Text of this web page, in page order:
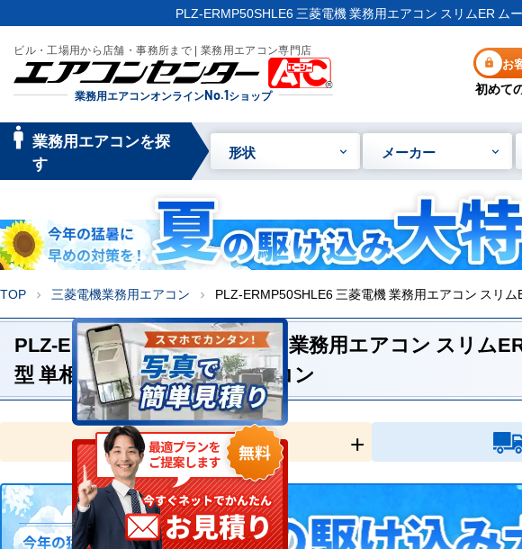
PLZ-ERMP50SHLE6 三菱電機 業務用エアコン スリムER ム
ビル・工場用から店舗・事務所まで | 業務用エアコン専門店
業務用エアコンオンラインNo.1ショップ
お
初めて
manage_searc
業務用エアコンを探
す
形状 メーカー
TOP chevron_right 三菱電機業務用エアコン chevron_right PLZ-ERMP50SHLE6 三菱電機 業務用エアコン スリ
PLZ-ERMP50SHLE6 三菱電機 業務用エアコン スリム
型 単相200V ワイヤレスリモコン
全国工事対応